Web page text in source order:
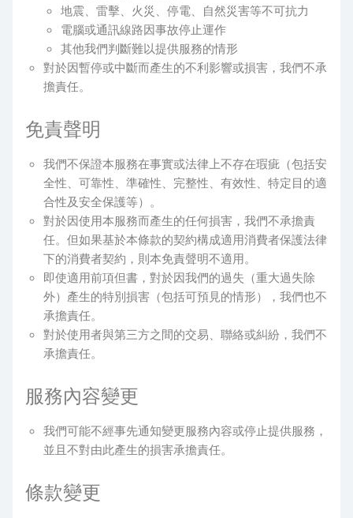
地震、雷擊、火災、停電、自然災害等不可抗力
電腦或通訊線路因事故停止運作
其他我們判斷難以提供服務的情形
對於因暫停或中斷而產生的不利影響或損害，我們不承
擔責任。
免責聲明
我們不保證本服務在事實或法律上不存在瑕疵（包括安
全性、可靠性、準確性、完整性、有效性、特定目的適
合性及安全保護等）。
對於因使用本服務而產生的任何損害，我們不承擔責
任。但如果基於本條款的契約構成適用消費者保護法律
下的消費者契約，則本免責聲明不適用。
即使適用前項但書，對於因我們的過失（重大過失除
外）產生的特別損害（包括可預見的情形），我們也不
承擔責任。
對於使用者與第三方之間的交易、聯絡或糾紛，我們不
承擔責任。
服務內容變更
我們可能不經事先通知變更服務內容或停止提供服務，
並且不對由此產生的損害承擔責任。
條款變更